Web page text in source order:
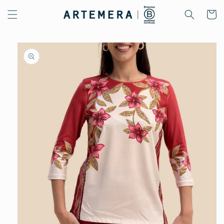
directamente
al contenido
Carrito
directamente
información